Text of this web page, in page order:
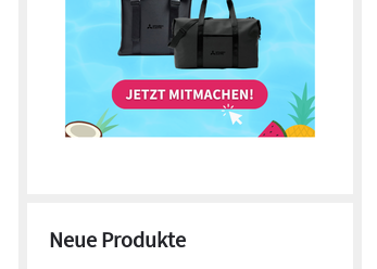
Neue Produkte